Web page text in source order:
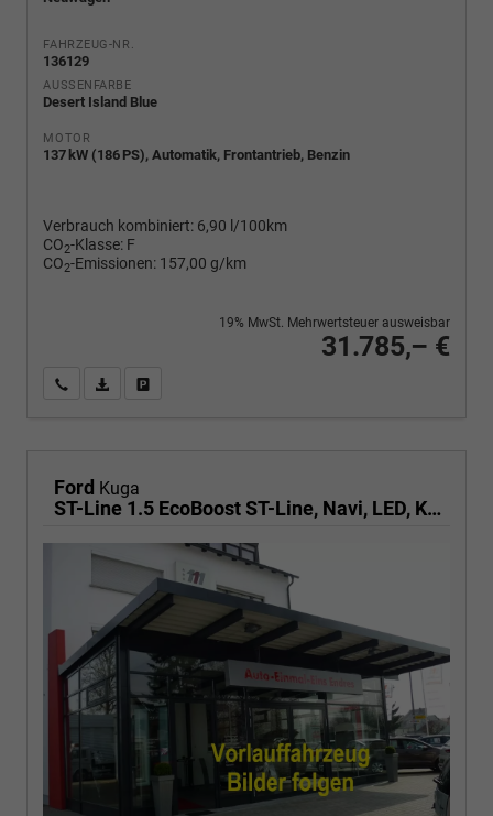
FAHRZEUG-NR.
136129
AUSSENFARBE
Desert Island Blue
MOTOR
137 kW (186 PS), Automatik, Frontantrieb, Benzin
Verbrauch kombiniert: 6,90 l/100km
CO2-Klasse: F
CO2-Emissionen: 157,00 g/km
31.785,– €
19% MwSt. Mehrwertsteuer ausweisbar
Wir rufen Sie anPDF-Fahrzeugexposé drucken
Ford Kuga
ST-Line 1.5 EcoBoost ST-Line, Navi, LED, Kamera, Winter, FS beheizbar, 5 J.-Garantie